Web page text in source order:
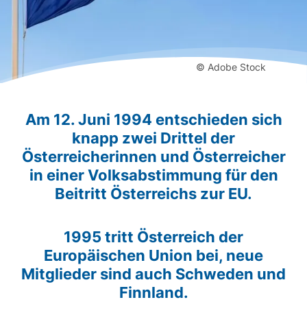
© Adobe Stock
Am 12. Juni 1994 entschieden sich
knapp zwei Drittel der
Österreicherinnen und Österreicher
in einer Volksabstimmung für den
Beitritt Österreichs zur EU.
1995 tritt Österreich der
Europäischen Union bei, neue
Mitglieder sind auch Schweden und
Finnland.